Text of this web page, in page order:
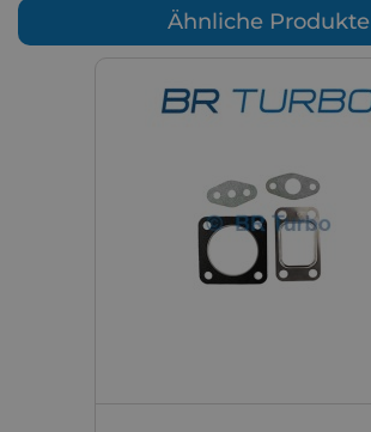
Ähnliche Produkte